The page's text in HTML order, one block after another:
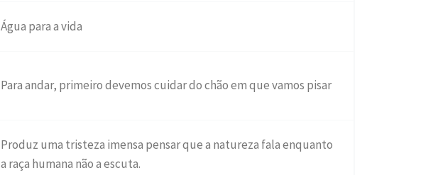
Água para a vida
Para andar, primeiro devemos cuidar do chão em que vamos pisar
Produz uma tristeza imensa pensar que a natureza fala enquanto
a raça humana não a escuta.